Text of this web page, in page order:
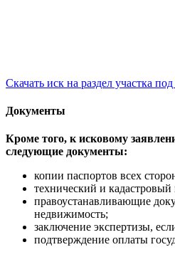
Скачать иск на раздел участка
Документы
Кроме того, к исковому
следующие документы:
копии паспортов всех
технический и кадастровый
правоустанавливающие
недвижимость;
заключение экспертизы,
подтверждение оплаты